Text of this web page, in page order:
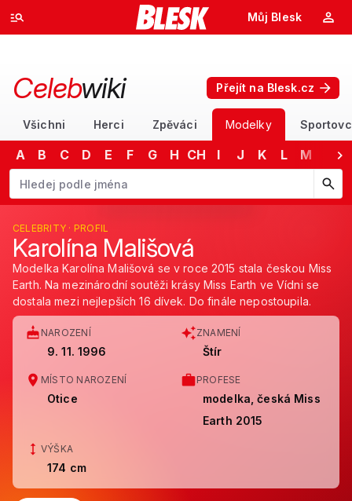
Můj Blesk
Celebwiki Přejít na Blesk.cz
Všichni Herci Zpěváci Modelky
A B C D E F G H CH I J K L M
Začněte psát jméno. Šipkami dolů a nahoru procházejte návrhy,
CELEBRITY · PROFIL
Karolína Mališová
Modelka Karolína Mališová se v roce 2015 stala českou Miss
Earth. Na mezinárodní soutěži krásy Miss Earth ve Vídni se
dostala mezi nejlepších 16 dívek. Do finále nepostoupila.
NAROZENÍ
9. 11. 1996
ZNAMENÍ
Štír
MÍSTO NAROZENÍ
Otice
PROFESE
modelka, česká Miss
Earth 2015
VÝŠKA
174 cm